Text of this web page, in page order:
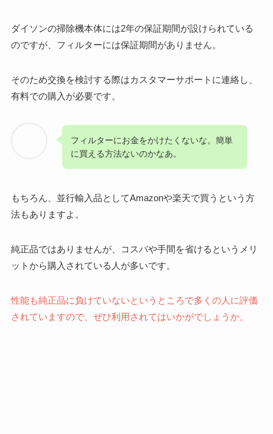
ダイソンの掃除機本体には2年の保証期間が設けられている
のですが、フィルターには保証期間がありません。
そのため交換を検討する際はカスタマーサポートに連絡し、
有料での購入が必要です。
フィルターにお金をかけたくないな。簡単
に買える方法ないのかなあ。
もちろん、並行輸入品としてAmazonや楽天で買うという方
法もありますよ。
純正品ではありませんが、コスパや手間を省けるというメリ
ットから購入されている人が多いです。
性能も純正品に負けていないというところで多くの人に評価
されていますので、ぜひ利用されてはいかがでしょうか。